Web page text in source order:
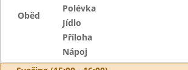
Oběd
Polévka
Jídlo
Příloha
Nápoj